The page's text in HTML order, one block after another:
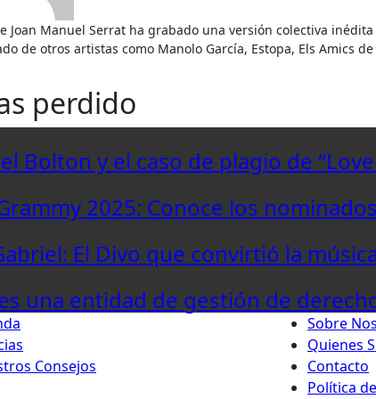
de otros artistas como Manolo García, Estopa, Els Amics
perdido
Bolton y el caso de plagio de
2025: Conoce los nominados
El Divo que convirtió la
una entidad de gestión de
Consejos
Sobre
Quienes
Contacto
Política